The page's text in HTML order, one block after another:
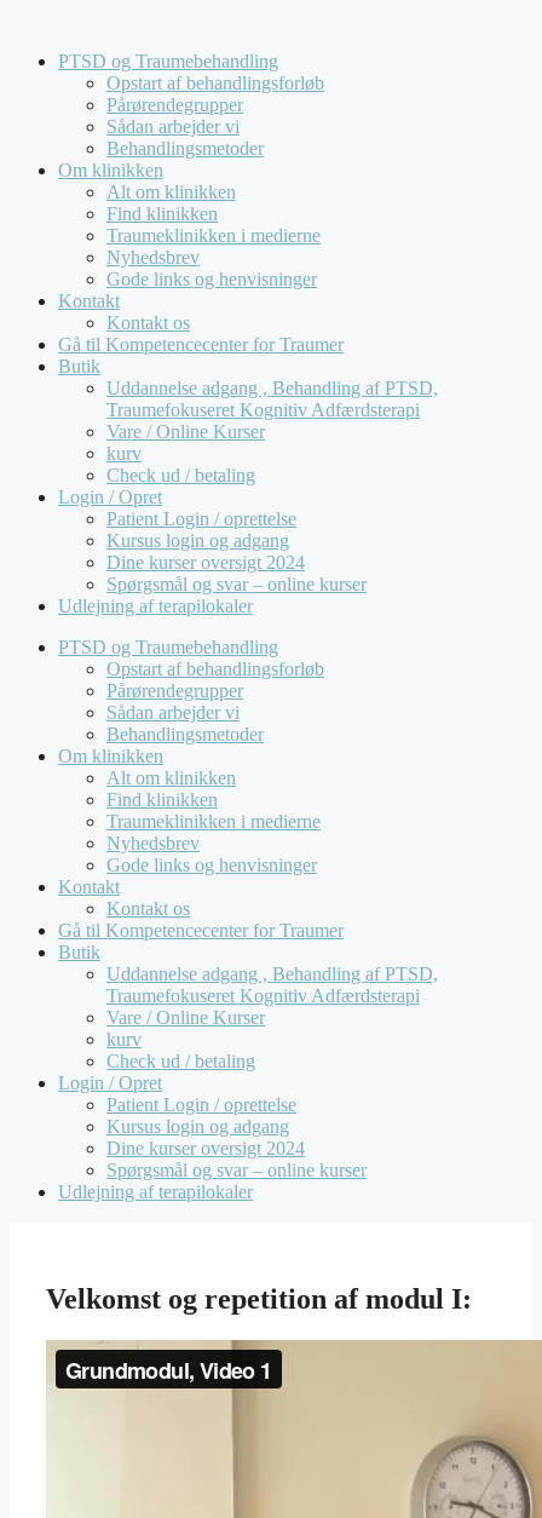
indholdPTSD og Traumebehandling
Opstart af behandlingsforløb
Pårørendegrupper
Sådan arbejder vi
Behandlingsmetoder
Om klinikken
Alt om klinikken
Find klinikken
Traumeklinikken i medierne
Nyhedsbrev
Gode links og henvisninger
Kontakt
Kontakt os
Gå til Kompetencecenter for Traumer
Butik
Uddannelse adgang , Behandling af PTSD,
Traumefokuseret Kognitiv Adfærdsterapi
Vare / Online Kurser
kurv
Check ud / betaling
Login / Opret
Patient Login / oprettelse
Kursus login og adgang
Dine kurser oversigt 2024
Spørgsmål og svar – online kurser
Udlejning af terapilokaler
PTSD og Traumebehandling
Opstart af behandlingsforløb
Pårørendegrupper
Sådan arbejder vi
Behandlingsmetoder
Om klinikken
Alt om klinikken
Find klinikken
Traumeklinikken i medierne
Nyhedsbrev
Gode links og henvisninger
Kontakt
Kontakt os
Gå til Kompetencecenter for Traumer
Butik
Uddannelse adgang , Behandling af PTSD,
Traumefokuseret Kognitiv Adfærdsterapi
Vare / Online Kurser
kurv
Check ud / betaling
Login / Opret
Patient Login / oprettelse
Kursus login og adgang
Dine kurser oversigt 2024
Spørgsmål og svar – online kurser
Udlejning af terapilokaler
Velkomst og repetition af modul I: